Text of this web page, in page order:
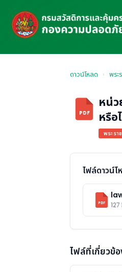
ดาวน์โหลด › พร
PDF
หน่
หรือ
พระร
ไฟล์ดาวน์
PDF 127
ไฟล์ที่เกี่ยวข้